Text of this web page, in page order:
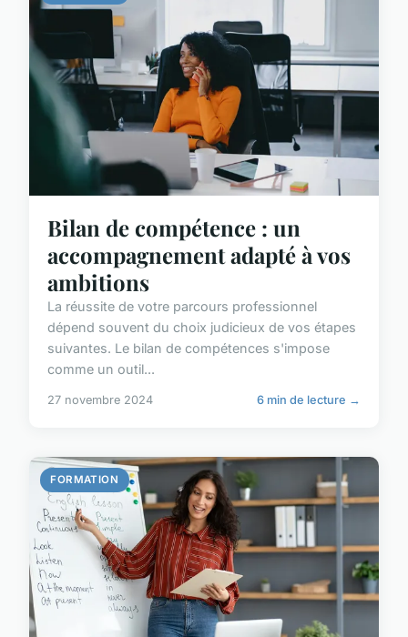
Bilan de compétence : un
accompagnement adapté à vos
ambitions
La réussite de votre parcours professionnel
dépend souvent du choix judicieux de vos étapes
suivantes. Le bilan de compétences s'impose
comme un outil...
27 novembre 2024 6 min de lecture →
FORMATION